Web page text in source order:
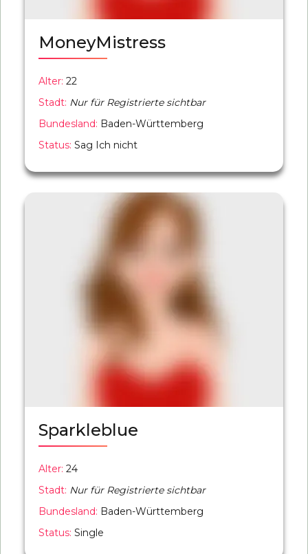
MoneyMistress
Alter: 22
Stadt: Nur für Registrierte sichtbar
Bundesland: Baden-Württemberg
Status: Sag Ich nicht
Sparkleblue
Alter: 24
Stadt: Nur für Registrierte sichtbar
Bundesland: Baden-Württemberg
Status: Single